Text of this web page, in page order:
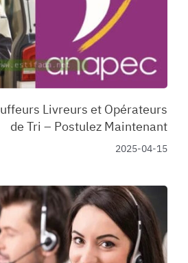
Livreurs et Opérateurs
de Tri – Postulez Maintenant
2025-04-15